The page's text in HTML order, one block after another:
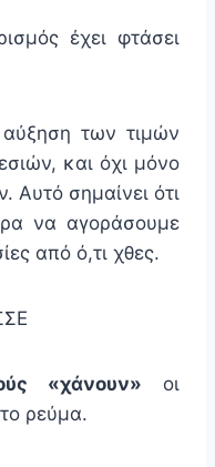
έχει φτάσει
αύξηση των τιμών
και όχι μόνο
σημαίνει ότι
να αγοράσουμε
από ό,τι χθες.
«χάνουν» οι
ρεύμα.